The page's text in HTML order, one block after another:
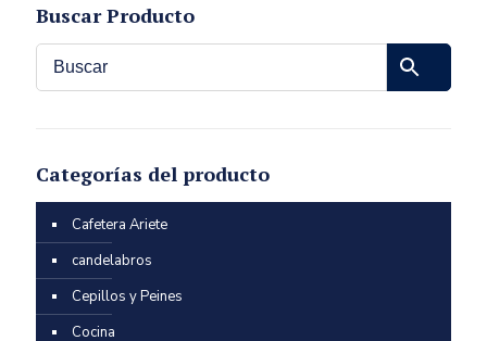
Buscar Producto
Categorías del producto
Cafetera Ariete
candelabros
Cepillos y Peines
Cocina